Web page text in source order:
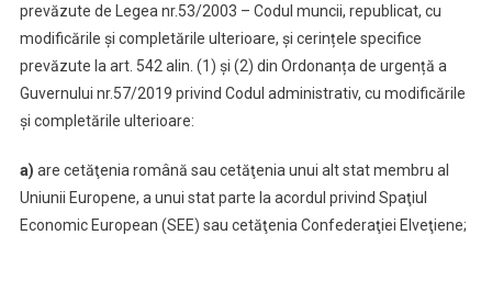
prevăzute de Legea nr.53/2003 – Codul muncii, republicat, cu
modificările și completările ulterioare, și cerințele specifice
prevăzute la art. 542 alin. (1) și (2) din Ordonanța de urgență a
Guvernului nr.57/2019 privind Codul administrativ, cu modificările
și completările ulterioare:
a) are cetăţenia română sau cetăţenia unui alt stat membru al
Uniunii Europene, a unui stat parte la acordul privind Spaţiul
Economic European (SEE) sau cetăţenia Confederaţiei Elveţiene;